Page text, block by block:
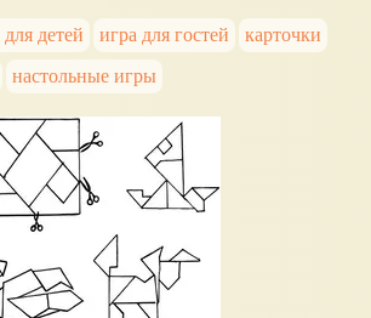
детей игра для гостей
карточки
настольные игры